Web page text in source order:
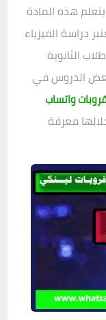
هذه المادة
دراسة الفيزياء
الثانوية
الدروس في
واتساب
خلالها معرفة